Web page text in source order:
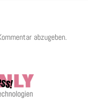
abzugeben.